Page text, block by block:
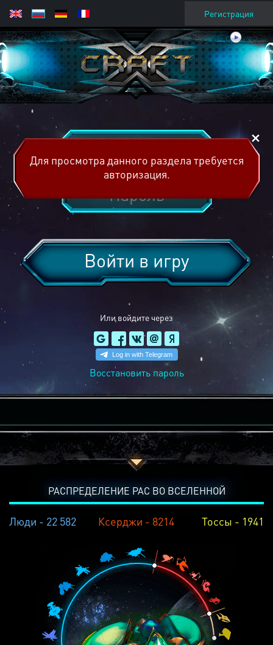
Регистрация
Или войдите через
Войти в игру
Восстановить пароль
Для просмотра данного раздела требуется
авторизация.
РАСПРЕДЕЛЕНИЕ РАС ВО ВСЕЛЕННОЙ
Люди - 22 582 Ксерджи - 8214 Тоссы - 1941